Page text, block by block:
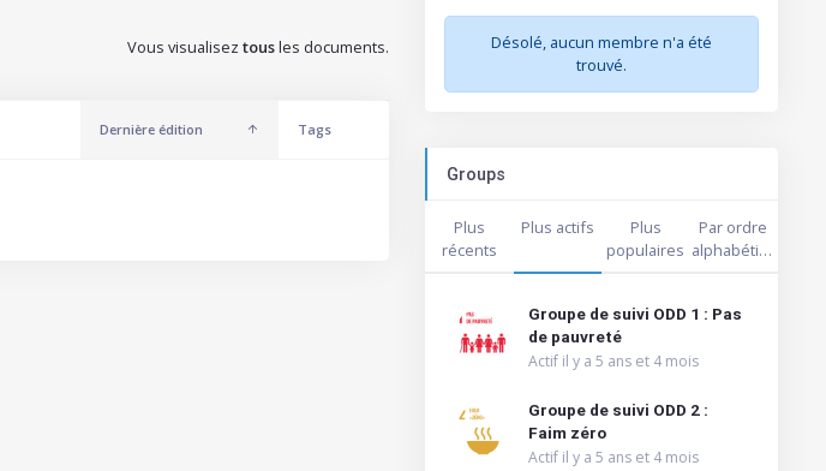
Vous visualiseztousles documents.
Dernière édition Tags
Désolé, aucun membre n'a été
trouvé.
Groups
Plus
récents
Plus actifs
Plus
populaires
Par ordre
alphabétique
Groupe de suivi ODD 1 : Pas
de pauvreté
Actif il y a 5 ans et 4 mois
Groupe de suivi ODD 2 :
Faim zéro
Actif il y a 5 ans et 4 mois